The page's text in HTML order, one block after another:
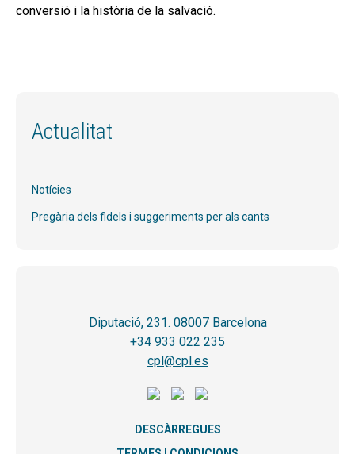
conversió i la història de la salvació.
Actualitat
Notícies
Pregària dels fidels i suggeriments per als cants
Diputació, 231. 08007 Barcelona
+34 933 022 235
cpl@cpl.es
DESCÀRREGUES